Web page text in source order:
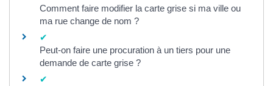
Comment faire modifier la carte grise si ma ville ou
ma rue change de nom ?
Peut-on faire une procuration à un tiers pour une
demande de carte grise ?